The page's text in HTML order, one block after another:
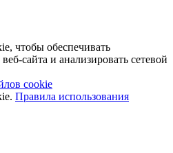
чтобы обеспечивать
сайта и анализировать сетевой
cookie
Правила использования